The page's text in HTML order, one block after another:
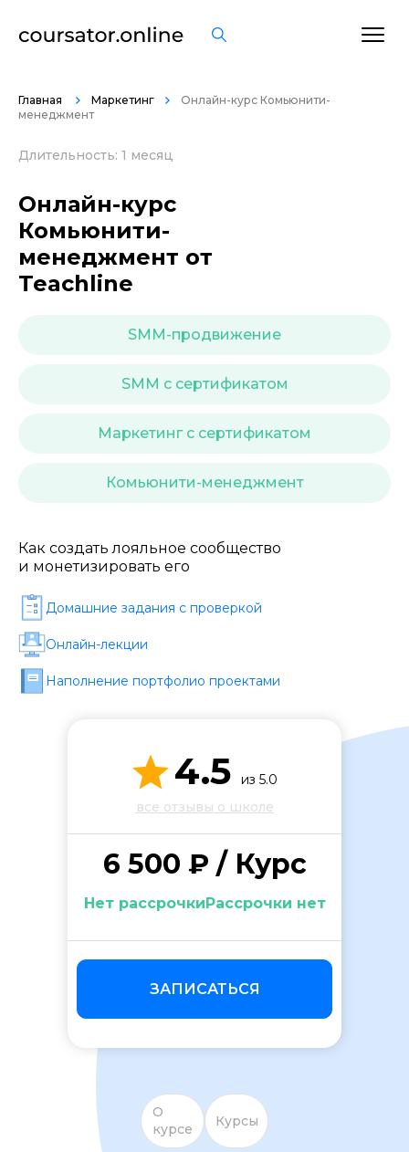
Главная Маркетинг
Онлайн-курс Комьюнити-
менеджмент
Длительность: 1 месяц
Онлайн-курс
Комьюнити-
менеджмент от
Teachline
SMM-продвижение
SMM с сертификатом
Маркетинг с сертификатом
Комьюнити-менеджмент
Как создать лояльное сообщество
и монетизировать его
Домашние задания c проверкой
Онлайн-лекции
Наполнение портфолио проектами
4.5
из 5.0
все отзывы о школе
6 500 ₽ / Курс
Нет рассрочкиРассрочки нет
ЗАПИСАТЬСЯ
О
курсе
Курсы
Подача материала *
Программа обучения *
Уровень организации *
ОСТАВИТЬ ОТЗЫВ